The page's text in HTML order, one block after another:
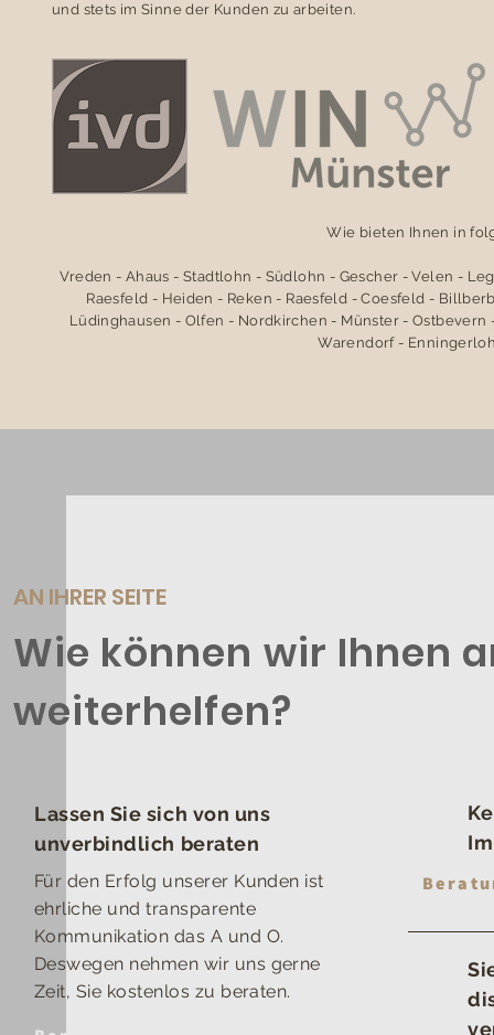
und stets im Sinne der Kunden zu arbeiten.
Wie bieten Ihnen in
Vreden - Ahaus - Stadtlohn - Südlohn - Gescher - Velen -
Raesfeld - Heiden - Reken - Raesfeld - Coesfeld -
Lüdinghausen - Olfen - Nordkirchen - Münster -
Warendorf -
AN IHRER SEITE
Wie können wir Ihnen
weiterhelfen?
Lassen Sie sich von uns
unverbindlich beraten
Für den Erfolg unserer Kunden ist
ehrliche und transparente
Kommunikation das A und O.
Deswegen nehmen wir uns gerne
Zeit, Sie kostenlos zu beraten.